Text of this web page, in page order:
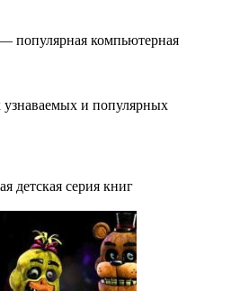
популярная компьютерная
и популярных
детская серия книг